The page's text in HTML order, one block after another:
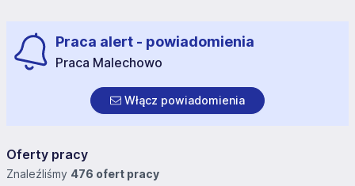
Praca alert - powiadomienia
Praca Malechowo
Włącz powiadomienia
Oferty pracy
Znaleźliśmy 476 ofert pracy